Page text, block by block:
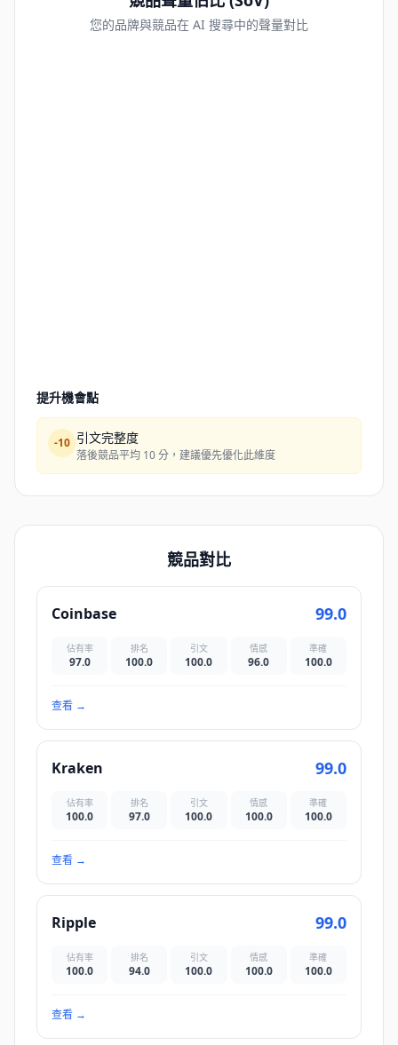
您的品牌與競品在 AI 搜尋中的聲量對比
提升機會點
-10 引文完整度
落後競品平均 10 分，建議優先優化此維度
競品對比
Coinbase 99.0
佔有率
97.0
排名
100.0
引文
100.0
情感
96.0
準確
100.0
查看 →
Kraken 99.0
佔有率
100.0
排名
97.0
引文
100.0
情感
100.0
準確
100.0
查看 →
Ripple 99.0
佔有率
100.0
排名
94.0
引文
100.0
情感
100.0
準確
100.0
查看 →